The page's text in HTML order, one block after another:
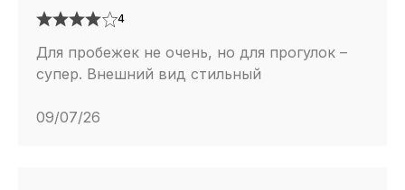
4
Для пробежек не очень, но для прогулок –
супер. Внешний вид стильный
09/07/26